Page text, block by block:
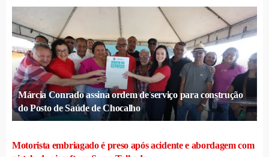
Márcia Conrado assina ordem de serviço para construção
do Posto de Saúde de Chocalho
Motorista embriagado é preso após acidente e abordagem com